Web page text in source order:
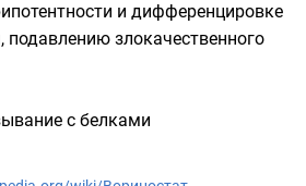
и дифференцировке
подавлению злокачественного
с белками